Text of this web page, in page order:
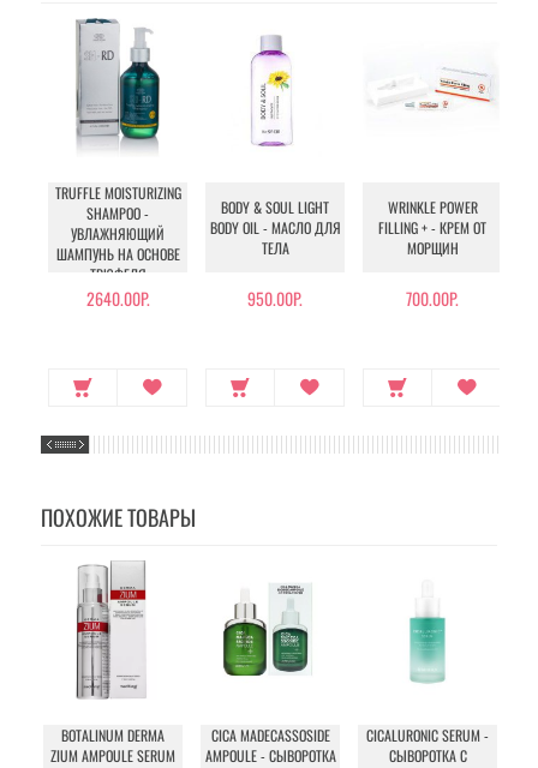
TRUFFLE MOISTURIZING
SHAMPOO -
УВЛАЖНЯЮЩИЙ
ШАМПУНЬ НА ОСНОВЕ
ТРЮФЕЛЯ
2640.00Р.
BODY & SOUL LIGHT
BODY OIL - МАСЛО ДЛЯ
ТЕЛА
950.00Р.
WRINKLE POWER
FILLING + - КРЕМ ОТ
МОРЩИН
700.00Р.
ПОХОЖИЕ ТОВАРЫ
BOTALINUM DERMA
ZIUM AMPOULE SERUM
CICA MADECASSOSIDE
AMPOULE - СЫВОРОТКА
CICALURONIC SERUM -
СЫВОРОТКА С